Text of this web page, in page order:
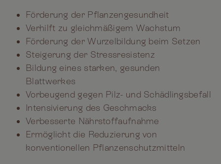
Förderung der Pflanzengesundheit
Verhilft zu gleichmäßigem Wachstum
Förderung der Wurzelbildung beim Setzen
Steigerung der Stressresistenz
Bildung eines starken, gesunden
Blattwerkes
Vorbeugend gegen Pilz- und Schädlingsbefall
Intensivierung des Geschmacks
Verbesserte Nährstoffaufnahme
Ermöglicht die Reduzierung von
konventionellen Pflanzenschutzmitteln